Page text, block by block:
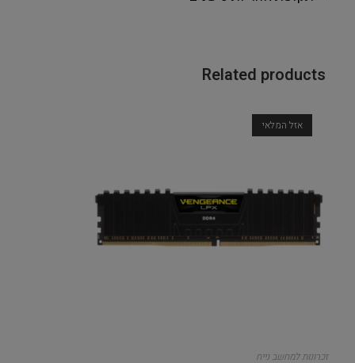
Related products
אזל המלאי
זכרונות למחשב נייח